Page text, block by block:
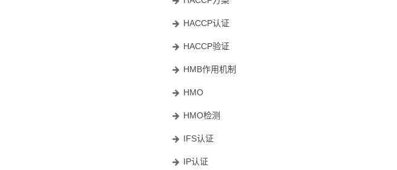
HACCP认证
HACCP验证
HMB作用机制
HMO
HMO检测
IFS认证
IP认证